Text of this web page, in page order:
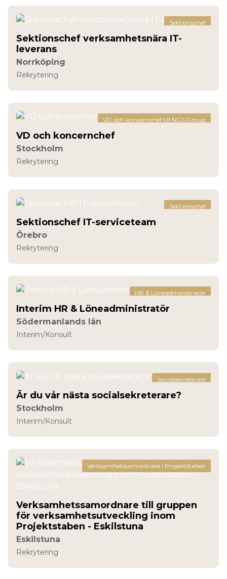
Sektionschef
Sektionschef verksamhetsnära IT-
leverans
Norrköping
Rekrytering
VD och koncernchef till NGS Group
VD och koncernchef
Stockholm
Rekrytering
Sektionschef
Sektionschef IT-serviceteam
Örebro
Rekrytering
HR & Löneadministratör
Interim HR & Löneadministratör
Södermanlands län
Interim/Konsult
Socialsekreterare
Är du vår nästa socialsekreterare?
Stockholm
Interim/Konsult
Verksamhetssamordnare i Projektstaben
Verksamhetssamordnare till gruppen
för verksamhetsutveckling inom
Projektstaben - Eskilstuna
Eskilstuna
Rekrytering